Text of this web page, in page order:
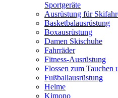
Sportgeräte
Ausrüstung für
Basketbalausrüstung
Boxausrüstung
Damen Skischuhe
Fahrräder
Fitness-Ausrüstung
Flossen zum Tauchen
Fußballausrüstung
Helme
Kimono